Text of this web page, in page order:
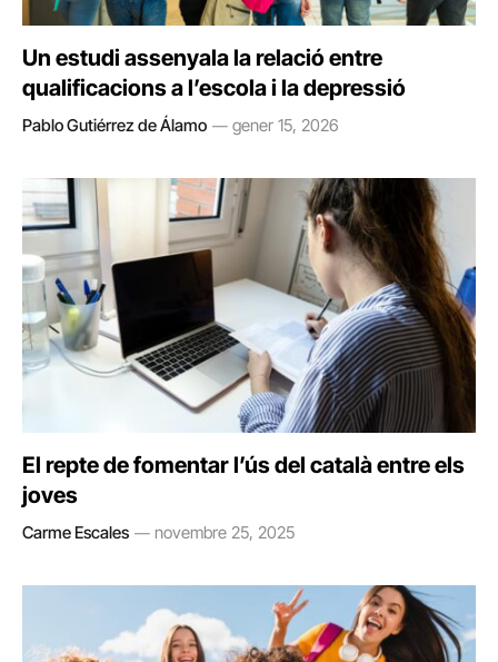
Un estudi assenyala la relació entre
qualificacions a l’escola i la depressió
Pablo Gutiérrez de Álamo gener 15, 2026
El repte de fomentar l’ús del català entre els
joves
Carme Escales novembre 25, 2025